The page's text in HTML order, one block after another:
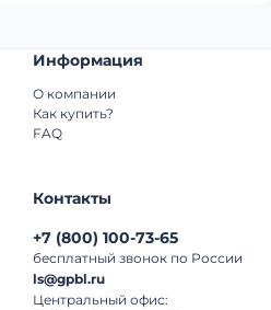
Информация
О компании
Как купить?
FAQ
Контакты
+7 (800) 100-73-65
бесплатный звонок по России
ls@gpbl.ru
Центральный офис: